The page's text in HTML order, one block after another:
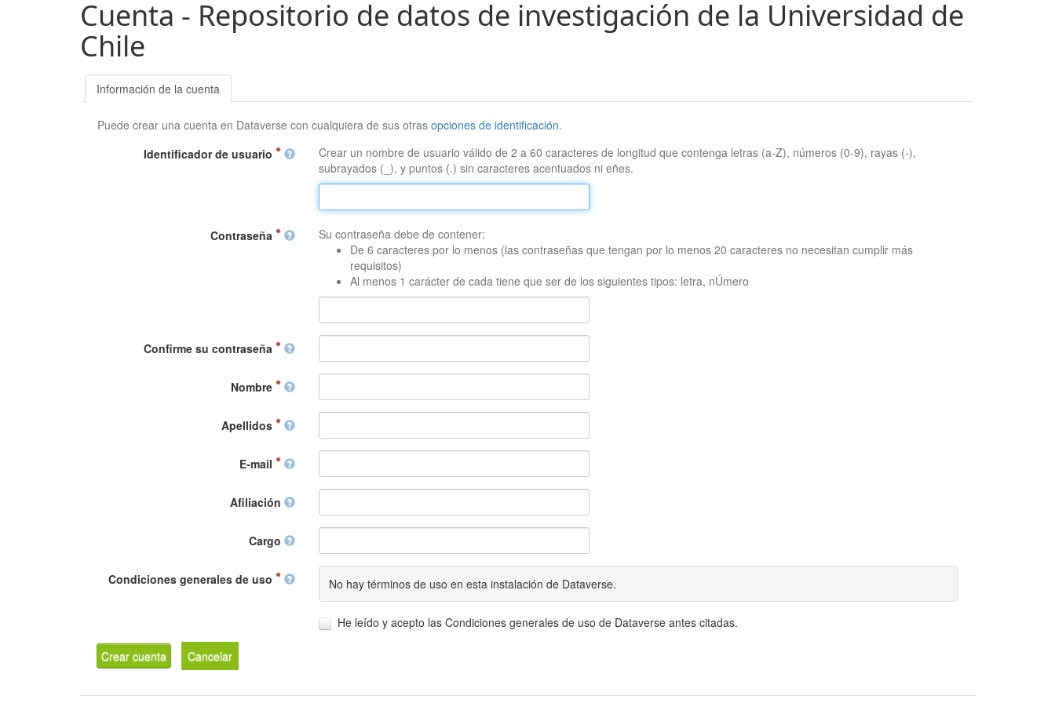
Cuenta - Repositorio de datos de investigación de la Universidad de
Chile
Información de la cuenta
Puede crear una cuenta en Dataverse con cualquiera de sus otrasopciones de identificación.
Identificador de usuario
Crear un nombre de usuario válido de 2 a 60 caracteres de longitud que contenga letras (a-Z), números (0-9), rayas (-),
subrayados (_), y puntos (.) sin caracteres acentuados ni eñes.
Contraseña
Su contraseña debe de contener:
De 6 caracteres por lo menos (las contraseñas que tengan por lo menos 20 caracteres no necesitan cumplir más
requisitos)
Al menos 1 carácter de cada tiene que ser de los siguientes tipos: letra, nÚmero
Confirme su contraseña
Nombre
Apellidos
E-mail
Afiliación
Cargo
Condiciones generales de uso No hay términos de uso en esta instalación de Dataverse.
He leído y acepto las Condiciones generales de uso de Dataverse antes citadas.
Crear cuenta Cancelar